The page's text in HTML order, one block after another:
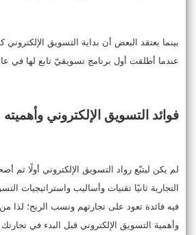
بينما يعتقد البعض أن بداية التسويق
عندما أطلقت أول برنامج تسويقيّ تابع لها في
فوائد التسويق الإلكتروني وأهميته
لم يكن ليتبّع رواد التسويق الإلكتروني أولًا ثم
التجارية ثانيًا تقنيات وأساليب واستراتيجيات
فيه فائدة تعود على تجارتهم ونسب الربح؛ لذا
وأهمية التسويق الإلكتروني قبل البدء في